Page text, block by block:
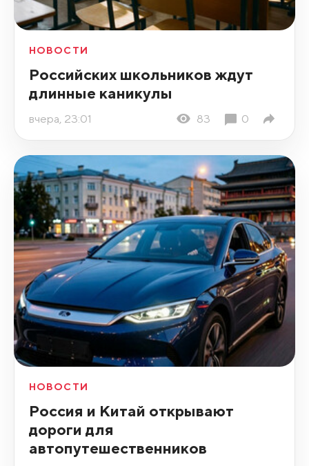
НОВОСТИ
Российских школьников ждут
длинные каникулы
вчера, 23:01 83 0
НОВОСТИ
Россия и Китай открывают
дороги для
автопутешественников